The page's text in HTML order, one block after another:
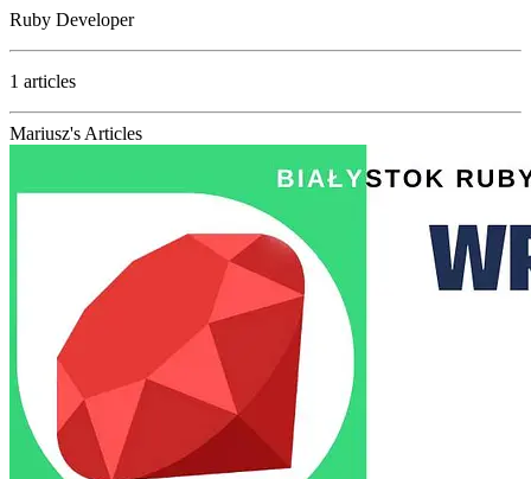
Ruby Developer
1 articles
Mariusz's Articles